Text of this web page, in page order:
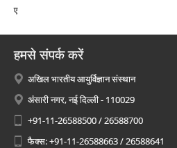
ए
हमसे संपर्क करें
अखिल भारतीय आयुर्विज्ञान संस्थान
अंसारी नगर, नई दिल्ली - 110029
+91-11-26588500 / 26588700
फैक्स: +91-11-26588663 / 26588641